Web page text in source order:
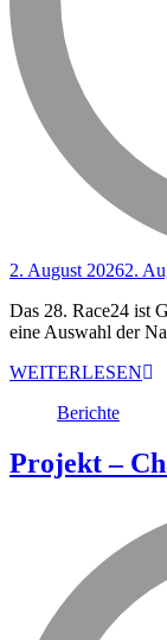
2. August 20262.
Das 28. Race24 ist
eine Auswahl der
WEITERLESEN
Berichte
Projekt –